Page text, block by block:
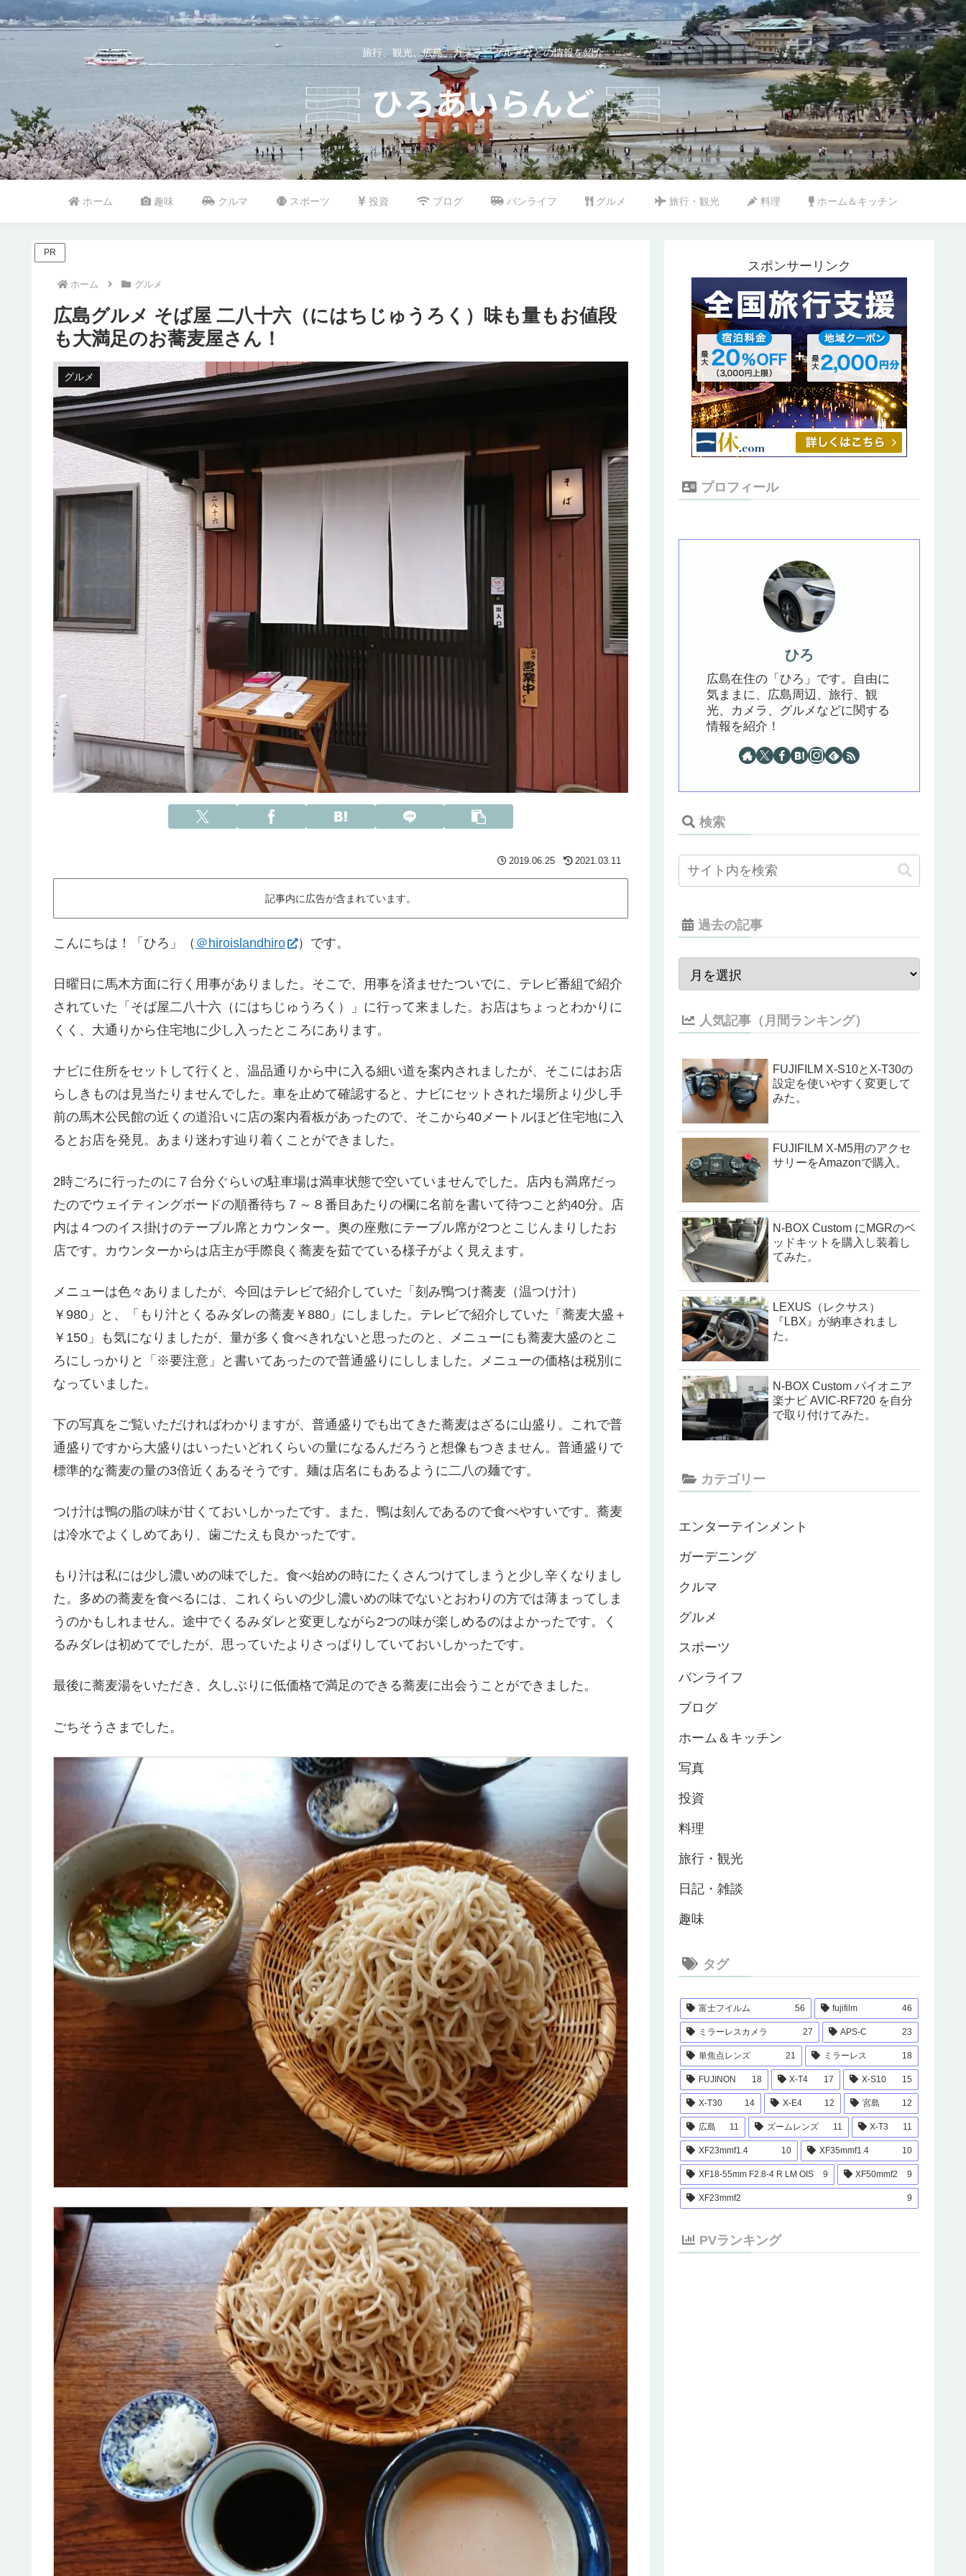
旅行、観光、広島、カメラ、グルメなどの情報を紹介
ホーム 趣味 クルマ スポーツ 投資 ブログ バンライフ グルメ 旅行・観光 料理 ホーム＆キッチン
PR
ホーム グルメ
広島グルメ そば屋 二八十六（にはちじゅうろく）味も量もお値段
も大満足のお蕎麦屋さん！
グルメ
2019.06.25 2021.03.11
記事内に広告が含まれています。
こんにちは！「ひろ」（ ＠hiroislandhiro ）です。
日曜日に馬木方面に行く用事がありました。そこで、用事を済ませたついでに、テレビ番組で紹介
されていた「そば屋二八十六（にはちじゅうろく）」に行って来ました。お店はちょっとわかりに
くく、大通りから住宅地に少し入ったところにあります。
ナビに住所をセットして行くと、温品通りから中に入る細い道を案内されましたが、そこにはお店
らしきものは見当たりませんでした。車を止めて確認すると、ナビにセットされた場所より少し手
前の馬木公民館の近くの道沿いに店の案内看板があったので、そこから40メートルほど住宅地に入
るとお店を発見。あまり迷わす辿り着くことができました。
2時ごろに行ったのに７台分ぐらいの駐車場は満車状態で空いていませんでした。店内も満席だっ
たのでウェイティングボードの順番待ち７～８番目あたりの欄に名前を書いて待つこと約40分。店
内は４つのイス掛けのテーブル席とカウンター。奥の座敷にテーブル席が2つとこじんまりしたお
店です。カウンターからは店主が手際良く蕎麦を茹でている様子がよく見えます。
メニューは色々ありましたが、今回はテレビで紹介していた「刻み鴨つけ蕎麦（温つけ汁）
￥980」と、「もり汁とくるみダレの蕎麦￥880」にしました。テレビで紹介していた「蕎麦大盛＋
￥150」も気になりましたが、量が多く食べきれないと思ったのと、メニューにも蕎麦大盛のとこ
ろにしっかりと「※要注意」と書いてあったので普通盛りにししました。メニューの価格は税別に
なっていました。
下の写真をご覧いただければわかりますが、普通盛りでも出てきた蕎麦はざるに山盛り。これで普
通盛りですから大盛りはいったいどれくらいの量になるんだろうと想像もつきません。普通盛りで
標準的な蕎麦の量の3倍近くあるそうです。麺は店名にもあるように二八の麺です。
つけ汁は鴨の脂の味が甘くておいしかったです。また、鴨は刻んであるので食べやすいです。蕎麦
は冷水でよくしめてあり、歯ごたえも良かったです。
もり汁は私には少し濃いめの味でした。食べ始めの時にたくさんつけてしまうと少し辛くなりまし
た。多めの蕎麦を食べるには、これくらいの少し濃いめの味でないとおわりの方では薄まってしま
うのかもしれません。途中でくるみダレと変更しながら2つの味が楽しめるのはよかったです。く
るみダレは初めてでしたが、思っていたよりさっぱりしていておいしかったです。
最後に蕎麦湯をいただき、久しぶりに低価格で満足のできる蕎麦に出会うことができました。
ごちそうさまでした。
スポンサーリンク
プロフィール
ひろ
広島在住の「ひろ」です。自由に
気ままに、広島周辺、旅行、観
光、カメラ、グルメなどに関する
情報を紹介！
検索
過去の記事
人気記事（月間ランキング）
FUJIFILM X-S10とX-T30の
設定を使いやすく変更して
みた。
FUJIFILM X-M5用のアクセ
サリーをAmazonで購入。
N-BOX Custom にMGRのベ
ッドキットを購入し装着し
てみた。
LEXUS（レクサス）
『LBX』が納車されまし
た。
N-BOX Custom パイオニア
楽ナビ AVIC-RF720 を自分
で取り付けてみた。
カテゴリー
エンターテインメント
ガーデニング
クルマ
グルメ
スポーツ
バンライフ
ブログ
ホーム＆キッチン
写真
投資
料理
旅行・観光
日記・雑談
趣味
タグ
富士フイルム 56 fujifilm 46
ミラーレスカメラ 27 APS-C 23
単焦点レンズ 21 ミラーレス 18
FUJINON 18 X-T4 17 X-S10 15
X-T30 14 X-E4 12 宮島 12
広島 11 ズームレンズ 11 X-T3 11
XF23mmf1.4 10 XF35mmf1.4 10
XF18-55mm F2.8-4 R LM OIS 9 XF50mmf2 9
XF23mmf2 9
PVランキング